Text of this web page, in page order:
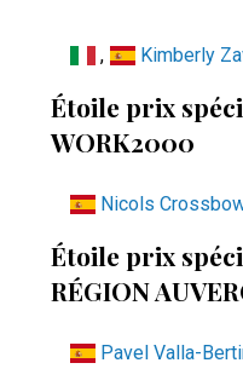
, Kimberly
Étoile prix
WORK2000
Nicols
Étoile prix
RÉGION
Pavel Valla-